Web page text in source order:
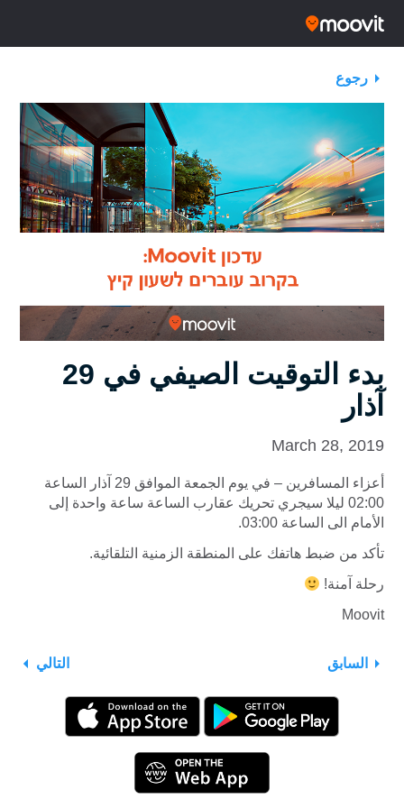
رجوع
بدء التوقيت الصيفي في 29
آذار
March 28, 2019
أعزاء المسافرين – في يوم الجمعة الموافق 29 آذار الساعة
02:00 ليلا سيجري تحريك عقارب الساعة ساعة واحدة إلى
الأمام الى الساعة 03:00.
تأكد من ضبط هاتفك على المنطقة الزمنية التلقائية.
رحلة آمنة!
Moovit
السابق التالي